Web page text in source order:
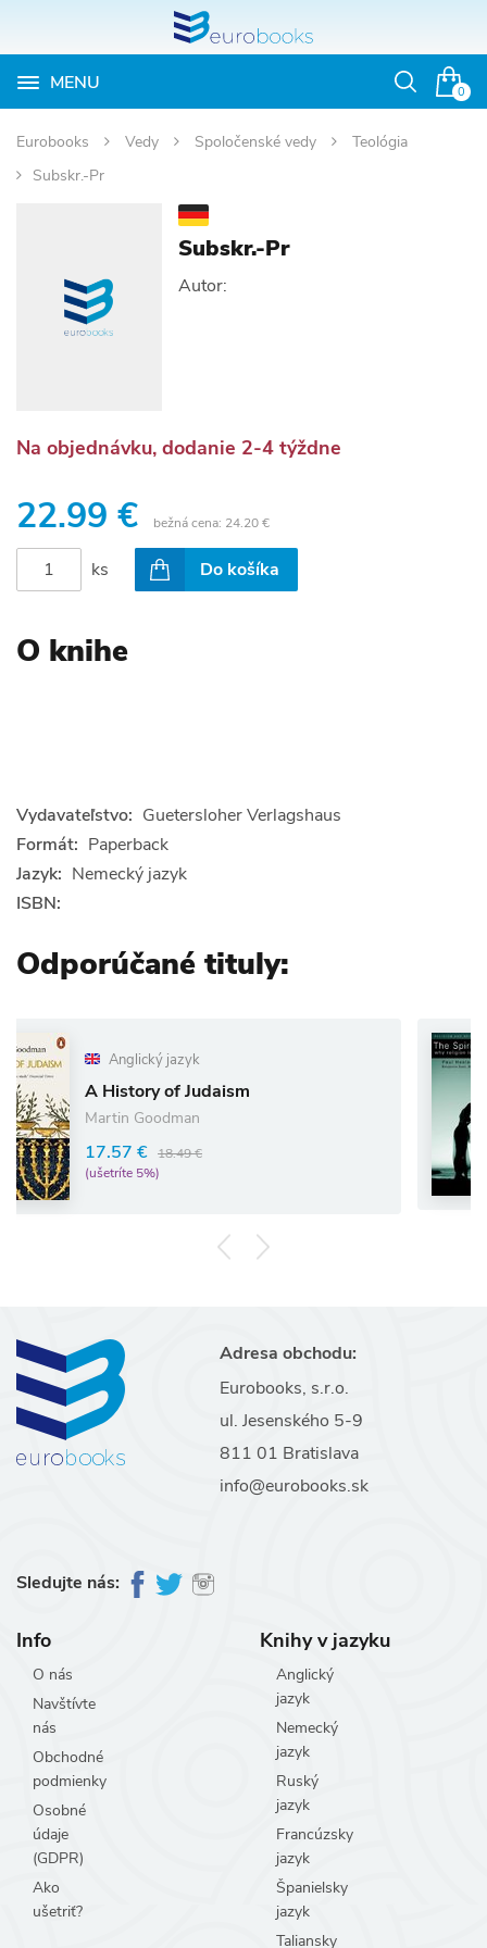
0
MENU
Otvoriť
Eurobooks Vedy Spoločenské vedy
Teológia
Subskr.-Pr
Subskr.-Pr
Autor:
Na objednávku, dodanie 2-4 týždne
22.99 € bežná cena: 24.20 €
ks Do košíka
O knihe
Vydavateľstvo: Guetersloher Verlagshaus
Formát: Paperback
Jazyk: Nemecký jazyk
ISBN:
Odporúčané tituly:
jazyk
of Judaism
Goodman
€ 18.49 €
5%)
Adresa obchodu:
Eurobooks, s.r.o.
ul. Jesenského 5-9
811 01 Bratislava
info@eurobooks.sk
Sledujte nás:
Info
O nás
Navštívte
nás
Obchodné
podmienky
Osobné
údaje
(GDPR)
Ako
ušetriť?
Knihy v jazyku
Anglický
jazyk
Nemecký
jazyk
Ruský
jazyk
Francúzsky
jazyk
Španielsky
jazyk
Taliansky